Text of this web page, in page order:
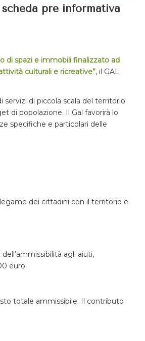
pre informativa
di spazi e immobili finalizzato ad
culturali e ricreative”, il GAL
di piccola scala del territorio
di popolazione. Il Gal favorirà lo
specifiche e particolari delle
dei cittadini con il territorio e
agli aiuti,
euro.
totale ammissibile. Il contributo